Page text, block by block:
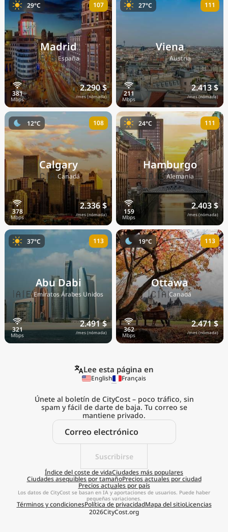
Madrid
🇪🇸España
2.290 $
/mes (nómada)
29°C 107
Viena
🇦🇹Austria
2.413 $
/mes (nómada)
27°C 111
Calgary
🇨🇦Canadá
2.336 $
/mes (nómada)
12°C 108
Hamburgo
🇩🇪Alemania
2.403 $
/mes (nómada)
24°C 111
Abu Dabi
🇦🇪Emiratos Árabes Unidos
2.491 $
/mes (nómada)
37°C 113
Ottawa
🇨🇦Canadá
2.471 $
/mes (nómada)
19°C 113
Explora el
coste de vida real
estés donde estés
Obtener aplicación
Recordármelo más tarde
Lee esta página en
English Français
Suscribirse
Únete al boletín de CityCost – poco tráfico, sin
spam y fácil de darte de baja. Tu correo se
mantiene privado.
Índice del coste de vidaCiudades más populares
Ciudades asequibles por tamañoPrecios actuales por ciudad
Precios actuales por país
2026CityCost.org
Términos y condicionesPolítica de privacidadMapa del sitioLicencias
Los datos de CityCost se basan en IA y aportaciones de usuarios. Puede haber
pequeñas variaciones.